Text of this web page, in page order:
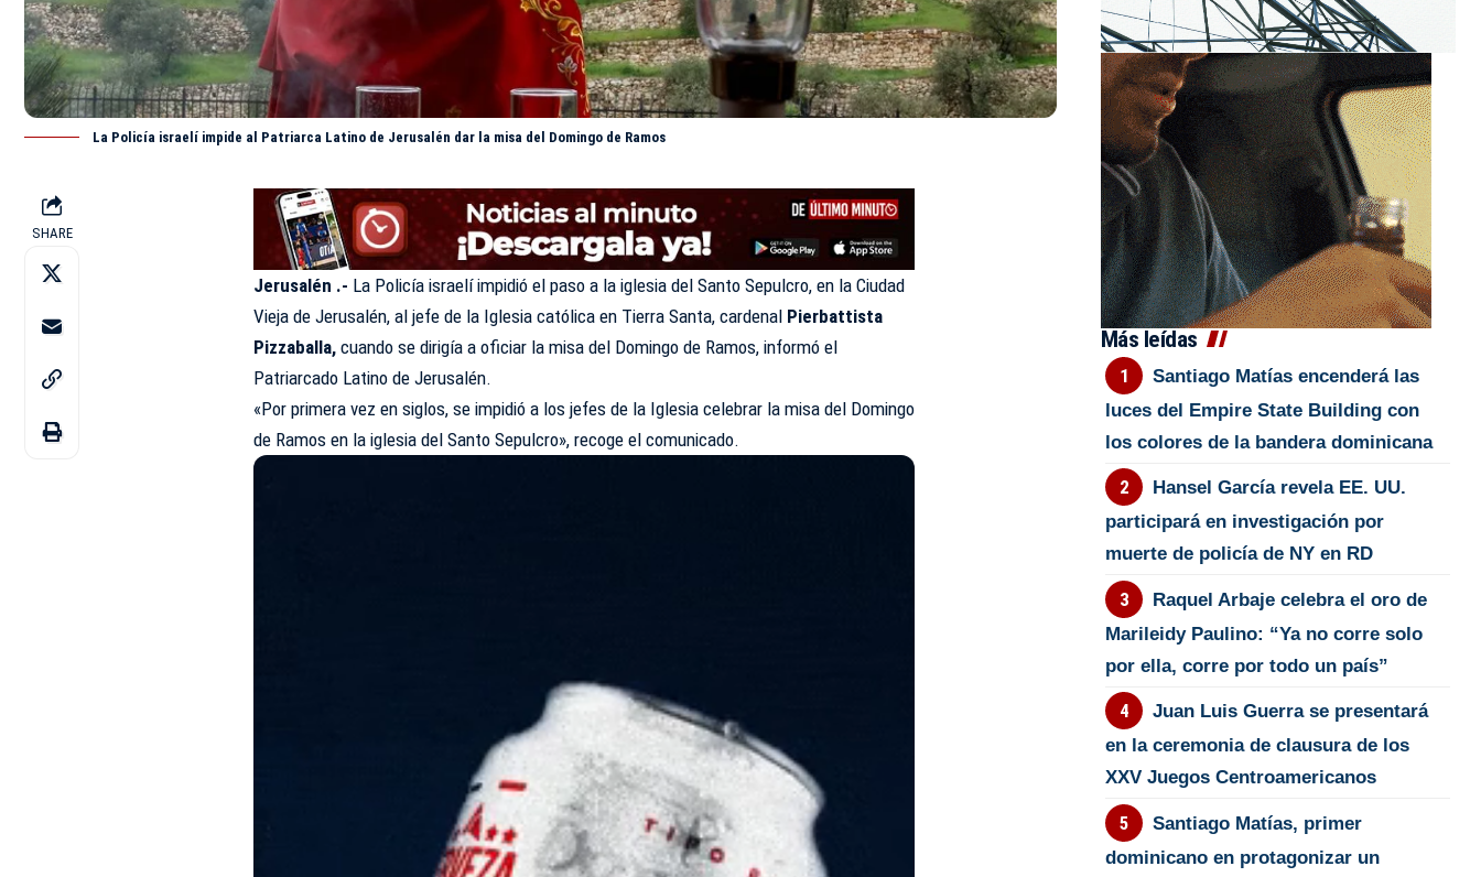
La Policía israelí impide al Patriarca Latino de Jerusalén dar la misa del Domingo de Ramos
SHARE
Jerusalén .- La Policía israelí impidió el paso a la iglesia del Santo Sepulcro, en la Ciudad
Vieja de Jerusalén, al jefe de la Iglesia católica en Tierra Santa, cardenal Pierbattista
Pizzaballa, cuando se dirigía a oficiar la misa del Domingo de Ramos, informó el
Patriarcado Latino de Jerusalén.
«Por primera vez en siglos, se impidió a los jefes de la Iglesia celebrar la misa del Domingo
de Ramos en la iglesia del Santo Sepulcro», recoge el comunicado.
Más leídas
Santiago Matías encenderá las
luces del Empire State Building con
los colores de la bandera dominicana
Hansel García revela EE. UU.
participará en investigación por
muerte de policía de NY en RD
Raquel Arbaje celebra el oro de
Marileidy Paulino: “Ya no corre solo
por ella, corre por todo un país”
Juan Luis Guerra se presentará
en la ceremonia de clausura de los
XXV Juegos Centroamericanos
Santiago Matías, primer
dominicano en protagonizar un